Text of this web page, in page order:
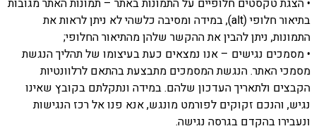
בתיאור חלופי (alt), במידה ומסיבה כלשהי לא ניתן לראות את
התמונות, ניתן להבין את ההקשר שלהן מהתיאור החלופי;
• מסמכים נגישים – אנו נמצאים כעת בעיצומו של תהליך הנגשת
מסמכי האתר. הנגשת המסמכים מתבצעת בהתאם לרלוונטיות
הקבצים ולתאריך העדכון שלהם. במידה ונתקלתם בקובץ שאינו
נגיש, והנכם זקוקים לפורמט מונגש, אנא פנו אל רכז הנגישות
ונעבירו בהקדם בגרסה נגישה.